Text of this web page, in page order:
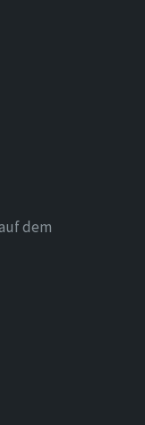
dem